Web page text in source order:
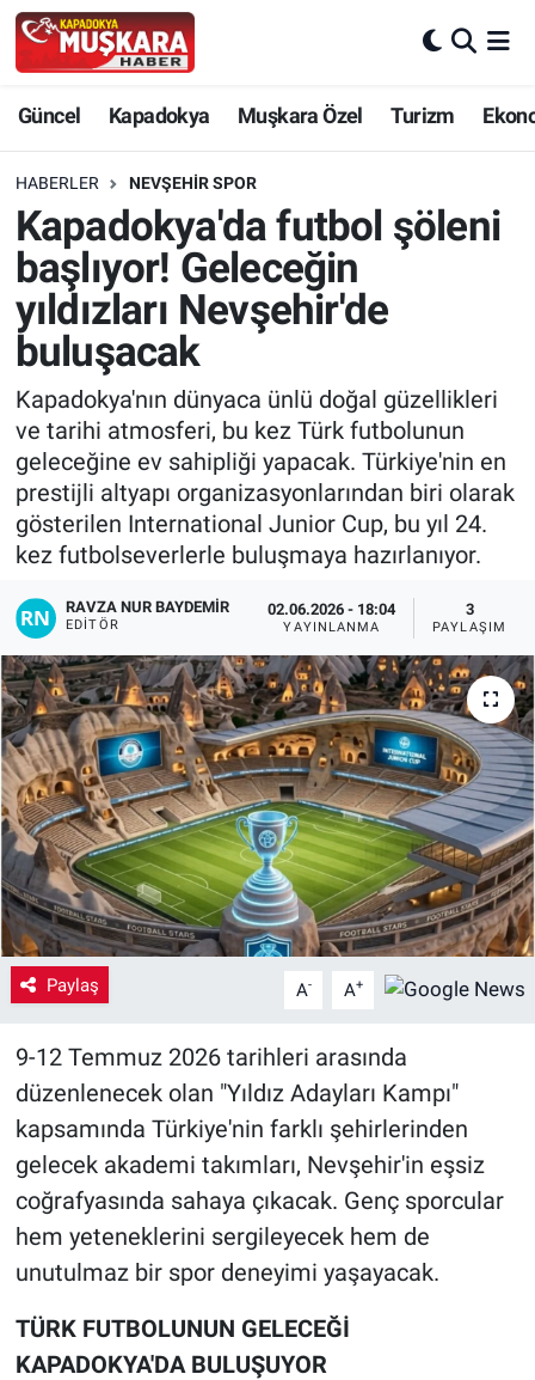
Güncel Kapadokya Muşkara Özel Turizm
HABERLER NEVŞEHIR SPOR
Kapadokya'da futbol şöleni
başlıyor! Geleceğin
yıldızları Nevşehir'de
buluşacak
Kapadokya'nın dünyaca ünlü doğal güzellikleri
ve tarihi atmosferi, bu kez Türk futbolunun
geleceğine ev sahipliği yapacak. Türkiye'nin en
prestijli altyapı organizasyonlarından biri olarak
gösterilen International Junior Cup, bu yıl 24.
kez futbolseverlerle buluşmaya hazırlanıyor.
RAVZA NUR BAYDEMIR
EDITÖR
02.06.2026 - 18:04
YAYINLANMA
3
PAYLAŞIM
Paylaş A- A+
9-12 Temmuz 2026 tarihleri arasında
düzenlenecek olan "Yıldız Adayları Kampı"
kapsamında Türkiye'nin farklı şehirlerinden
gelecek akademi takımları, Nevşehir'in eşsiz
coğrafyasında sahaya çıkacak. Genç sporcular
hem yeteneklerini sergileyecek hem de
unutulmaz bir spor deneyimi yaşayacak.
TÜRK FUTBOLUNUN GELECEĞİ
KAPADOKYA'DA BULUŞUYOR
Güncel
SEÇİM
Muşkara Özel
Ekonomi
Kapadokya
Turizm
Kültür - Sanat
Nevşehir Hava Durumu
Nevşehir Trafik Yoğunluk Haritası
Süper Lig Puan Durumu ve Fikstür
Tüm Manşetler
Son Dakika Haberleri
Haber Arşivi